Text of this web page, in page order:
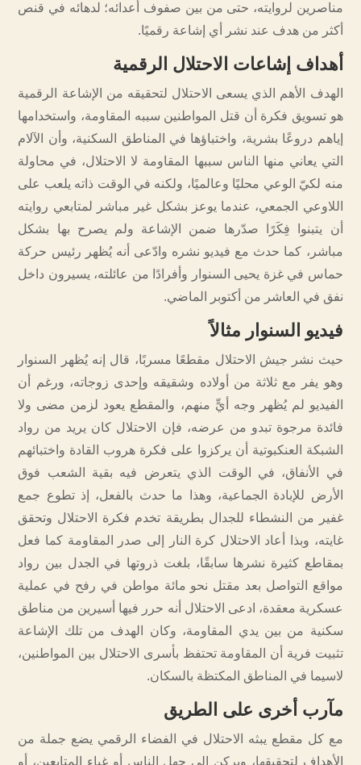
مناصرين لروايته، حتى من بين صفوف أعدائه؛ لدهائه في قنص
أكثر من هدف عند نشر أي إشاعة رقميًا.
أهداف إشاعات الاحتلال الرقمية
الهدف الأهم الذي يسعى الاحتلال لتحقيقه من الإشاعة الرقمية
هو تسويق فكرة أن قتل المواطنين سببه المقاومة، واستخدامها
إياهم دروعًا بشرية، واختباؤها في المناطق السكنية، وأن الآلام
التي يعاني منها الناس سببها المقاومة لا الاحتلال، في محاولة
منه لكيّ الوعي محليًا وعالميًا، ولكنه في الوقت ذاته يلعب على
اللاوعي الجمعي، عندما يوعز بشكل غير مباشر لمتابعي روايته
أن يتبنوا فِكَرًا صدّرها ضمن الإشاعة ولم يصرح بها بشكل
مباشر، كما حدث مع فيديو نشره وادّعى أنه يُظهر رئيس حركة
حماس في غزة يحيى السنوار وأفرادًا من عائلته، يسيرون داخل
نفق في العاشر من أكتوبر الماضي.
فيديو السنوار مثالاً
حيث نشر جيش الاحتلال مقطعًا مسربًا، قال إنه يُظهر السنوار
وهو يفر مع ثلاثة من أولاده وشقيقه وإحدى زوجاته، ورغم أن
الفيديو لم يُظهر وجه أيٍّ منهم، والمقطع يعود لزمن مضى ولا
فائدة مرجوة تبدو من عرضه، فإن الاحتلال كان يريد من رواد
الشبكة العنكبوتية أن يركزوا على فكرة هروب القادة واختبائهم
في الأنفاق، في الوقت الذي يتعرض فيه بقية الشعب فوق
الأرض للإبادة الجماعية، وهذا ما حدث بالفعل، إذ تطوع جمع
غفير من النشطاء للجدال بطريقة تخدم فكرة الاحتلال وتحقق
غايته، وبذا أعاد الاحتلال كرة النار إلى صدر المقاومة كما فعل
بمقاطع كثيرة نشرها سابقًا، بلغت ذروتها في الجدل بين رواد
مواقع التواصل بعد مقتل نحو مائة مواطن في رفح في عملية
عسكرية معقدة، ادعى الاحتلال أنه حرر فيها أسيرين من مناطق
سكنية من بين يدي المقاومة، وكان الهدف من تلك الإشاعة
تثبيت فرية أن المقاومة تحتفظ بأسرى الاحتلال بين المواطنين،
لاسيما في المناطق المكتظة بالسكان.
مآرب أخرى على الطريق
مع كل مقطع يبثه الاحتلال في الفضاء الرقمي يضع جملة من
الأهداف لتحقيقها، ويركن إلى جهل الناس أو غباء المتابعين، أو